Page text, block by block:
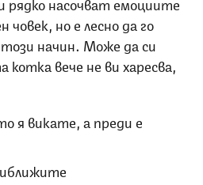
но е лесно да го
начин. Може да си
вече не ви харесва,
я викате, а преди е